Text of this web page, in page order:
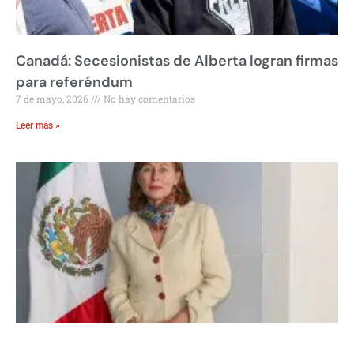
Canadá: Secesionistas de Alberta logran firmas
para referéndum
7 de mayo, 2026 No hay comentarios
Leer más »